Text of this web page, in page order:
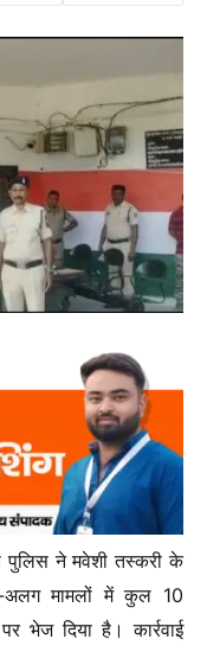
पुलिस ने मवेशी तस्करी के
अलग मामलों में कुल 10
भेज दिया है। कार्रवाई